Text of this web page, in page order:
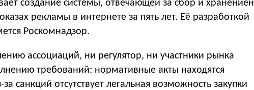
создание системы, отвечающей за сбор и хранениен
рекламы в интернете за пять лет. Её разработкой
Роскомнадзор.
ассоциаций, ни регулятор, ни участники рынка
требований: нормативные акты находятся
санкций отсутствует легальная возможность закупки